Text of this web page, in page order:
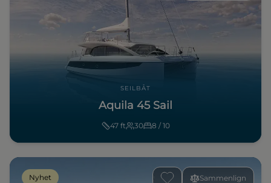
SEILBÅT
Aquila 45 Sail
47 ft 30 8 / 10
Sammenlign
Nyhet